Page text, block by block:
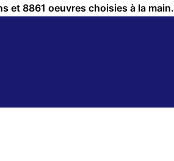
et 8861 oeuvres choisies à la main.